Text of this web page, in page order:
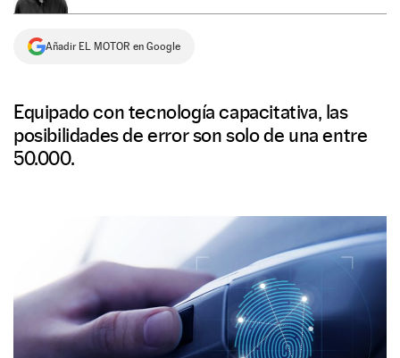
Añadir EL MOTOR en Google
Equipado con tecnología capacitativa, las
posibilidades de error son solo de una entre
50.000.